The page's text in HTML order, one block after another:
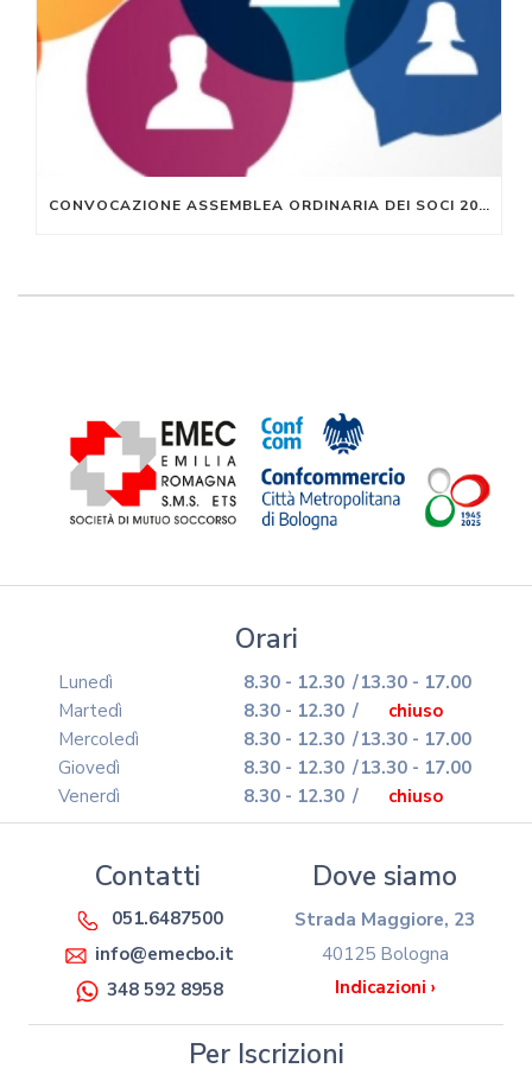
CONVOCAZIONE ASSEMBLEA ORDINARIA DEI SOCI 2023
Orari
Lunedì 8.30 - 12.30 /13.30 - 17.00
Martedì
8.30 - 12.30 /
chiuso
Mercoledì
8.30 - 12.30 /13.30 - 17.00
Giovedì
8.30 - 12.30 /13.30 - 17.00
Venerdì
8.30 - 12.30 / chiuso
Contatti
051.6487500
info@emecbo.it
348 592 8958
Dove siamo
Strada Maggiore, 23
40125 Bologna
Indicazioni ›
Per Iscrizioni